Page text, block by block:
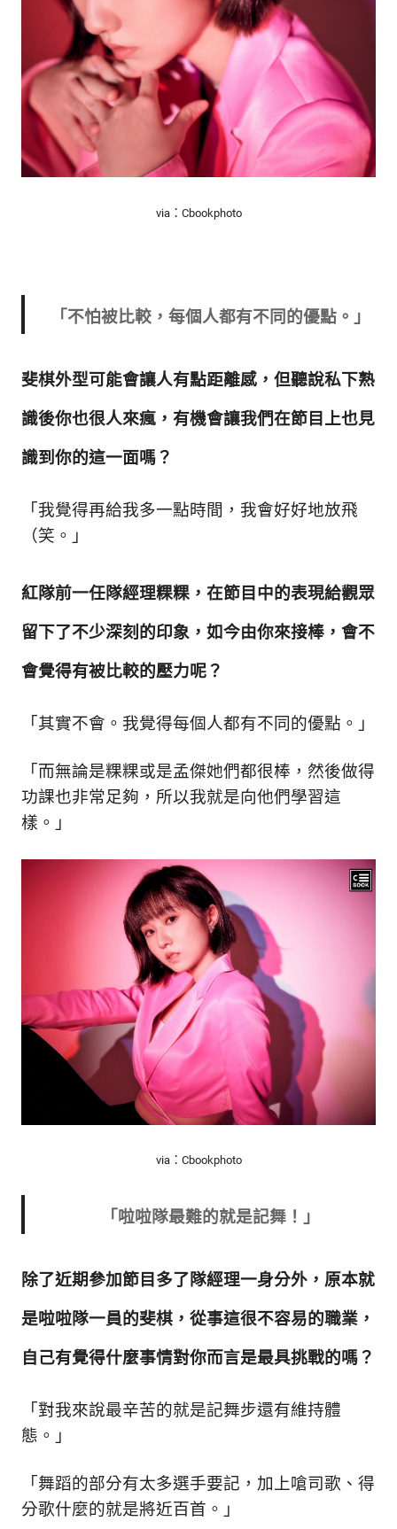
via：Cbookphoto
「不怕被比較，每個人都有不同的優點。」
斐棋外型可能會讓人有點距離感，但聽說私下熟
識後你也很人來瘋，有機會讓我們在節目上也見
識到你的這一面嗎？
「我覺得再給我多一點時間，我會好好地放飛
（笑。」
紅隊前一任隊經理粿粿，在節目中的表現給觀眾
留下了不少深刻的印象，如今由你來接棒，會不
會覺得有被比較的壓力呢？
「其實不會。我覺得每個人都有不同的優點。」
「而無論是粿粿或是孟傑她們都很棒，然後做得
功課也非常足夠，所以我就是向他們學習這
樣。」
via：Cbookphoto
「啦啦隊最難的就是記舞！」
除了近期參加節目多了隊經理一身分外，原本就
是啦啦隊一員的斐棋，從事這很不容易的職業，
自己有覺得什麼事情對你而言是最具挑戰的嗎？
「對我來說最辛苦的就是記舞步還有維持體
態。」
「舞蹈的部分有太多選手要記，加上嗆司歌、得
分歌什麼的就是將近百首。」